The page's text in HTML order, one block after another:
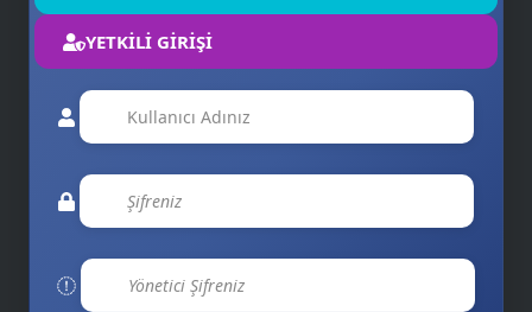
YETKİLİ GİRİŞİ